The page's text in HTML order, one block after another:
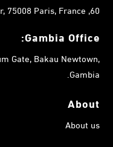
60, rue François 1er, 75008 Paris, France.
Gambia Office:
Gate, Bakau Newtown,
Gambia.
About
About us